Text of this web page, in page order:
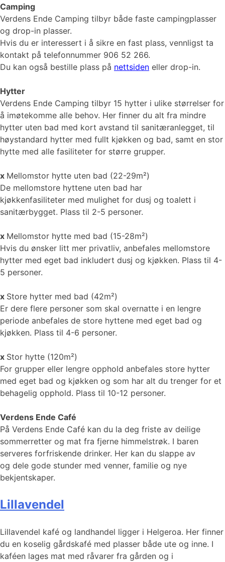
Camping
Verdens Ende Camping tilbyr både faste campingplasser
og drop-in plasser.
Hvis du er interessert i å sikre en fast plass, vennligst ta
kontakt på telefonnummer 906 52 266.
Du kan også bestille plass på nettsiden eller drop-in.
Hytter
Verdens Ende Camping tilbyr 15 hytter i ulike størrelser for
å imøtekomme alle behov. Her finner du alt fra mindre
hytter uten bad med kort avstand til sanitæranlegget, til
høystandard hytter med fullt kjøkken og bad, samt en stor
hytte med alle fasiliteter for større grupper.
x Mellomstor hytte uten bad (22-29m²)
De mellomstore hyttene uten bad har
kjøkkenfasiliteter med mulighet for dusj og toalett i
sanitærbygget. Plass til 2-5 personer.
x Mellomstor hytte med bad (15-28m²)
Hvis du ønsker litt mer privatliv, anbefales mellomstore
hytter med eget bad inkludert dusj og kjøkken. Plass til 4-
5 personer.
x Store hytter med bad (42m²)
Er dere flere personer som skal overnatte i en lengre
periode anbefales de store hyttene med eget bad og
kjøkken. Plass til 4-6 personer.
x Stor hytte (120m²)
For grupper eller lengre opphold anbefales store hytter
med eget bad og kjøkken og som har alt du trenger for et
behagelig opphold. Plass til 10-12 personer.
Verdens Ende Café
På Verdens Ende Café kan du la deg friste av deilige
sommerretter og mat fra fjerne himmelstrøk. I baren
serveres forfriskende drinker. Her kan du slappe av
og dele gode stunder med venner, familie og nye
bekjentskaper.
Lillavendel
Lillavendel kafé og landhandel ligger i Helgeroa. Her finner
du en koselig gårdskafé med plasser både ute og inne. I
kaféen lages mat med råvarer fra gården og i